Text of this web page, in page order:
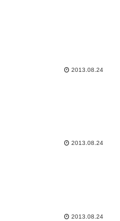
2013.08.24
2013.08.24
2013.08.24